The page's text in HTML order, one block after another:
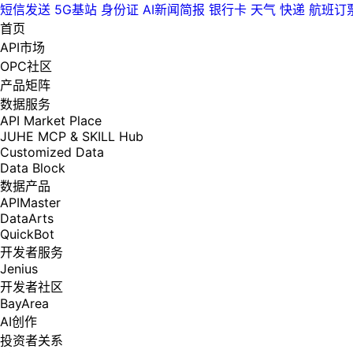
短信发送 5G基站 身份证 AI新闻简报 银行卡 天气 快递 航班订
首页
API市场
OPC社区
产品矩阵
数据服务
API Market Place
JUHE MCP & SKILL Hub
Customized Data
Data Block
数据产品
APIMaster
DataArts
QuickBot
开发者服务
Jenius
开发者社区
BayArea
AI创作
投资者关系